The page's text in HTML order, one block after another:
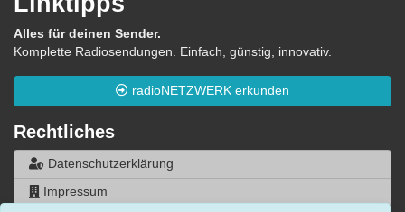
Alles für deinen Sender.
Komplette Radiosendungen. Einfach, günstig, innovativ.
radioNETZWERK erkunden
Rechtliches
Datenschutzerklärung
Impressum